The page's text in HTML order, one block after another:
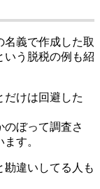
名義で作成した取
いう脱税の例も紹
だけは回避した
ぼって調査さ
す。
勘違いしてる人も